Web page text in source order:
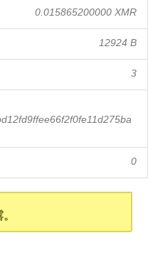
0.015865200000 XMR
12924 B
3
0